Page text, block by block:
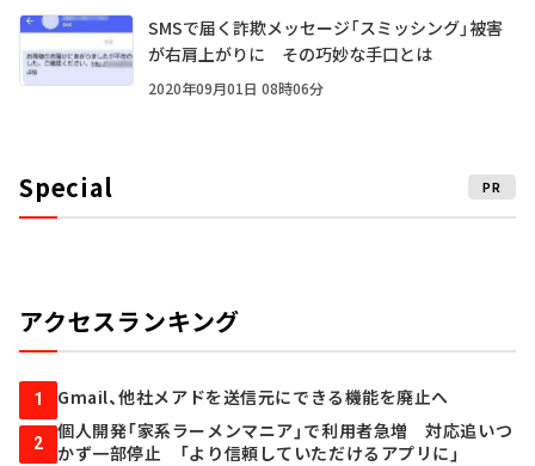
SMSで届く詐欺メッセージ「スミッシング」被害
が右肩上がりに その巧妙な手口とは
2020年09月01日 08時06分
Special PR
アクセスランキング
1 Gmail、他社メアドを送信元にできる機能を廃止へ
2
個人開発「家系ラーメンマニア」で利用者急増 対応追いつ
かず一部停止 「より信頼していただけるアプリに」